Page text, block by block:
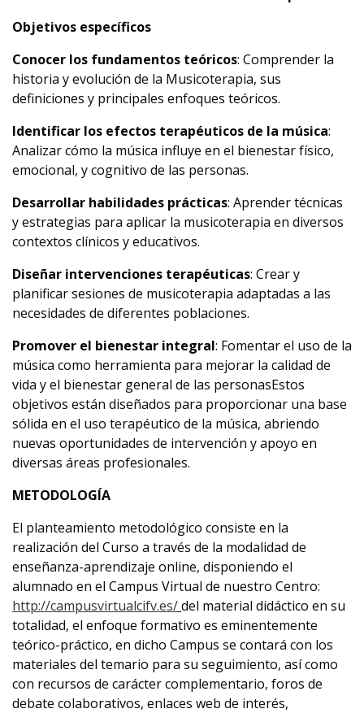
Objetivos específicos
Conocer los fundamentos teóricos: Comprender la
historia y evolución de la Musicoterapia, sus
definiciones y principales enfoques teóricos.
Identificar los efectos terapéuticos de la música:
Analizar cómo la música influye en el bienestar físico,
emocional, y cognitivo de las personas.
Desarrollar habilidades prácticas: Aprender técnicas
y estrategias para aplicar la musicoterapia en diversos
contextos clínicos y educativos.
Diseñar intervenciones terapéuticas: Crear y
planificar sesiones de musicoterapia adaptadas a las
necesidades de diferentes poblaciones.
Promover el bienestar integral: Fomentar el uso de la
música como herramienta para mejorar la calidad de
vida y el bienestar general de las personasEstos
objetivos están diseñados para proporcionar una base
sólida en el uso terapéutico de la música, abriendo
nuevas oportunidades de intervención y apoyo en
diversas áreas profesionales.
METODOLOGÍA
El planteamiento metodológico consiste en la
realización del Curso a través de la modalidad de
enseñanza-aprendizaje online, disponiendo el
alumnado en el Campus Virtual de nuestro Centro:
http://campusvirtualcifv.es/del material didáctico en su
totalidad, el enfoque formativo es eminentemente
teórico-práctico, en dicho Campus se contará con los
materiales del temario para su seguimiento, así como
con recursos de carácter complementario, foros de
debate colaborativos, enlaces web de interés,